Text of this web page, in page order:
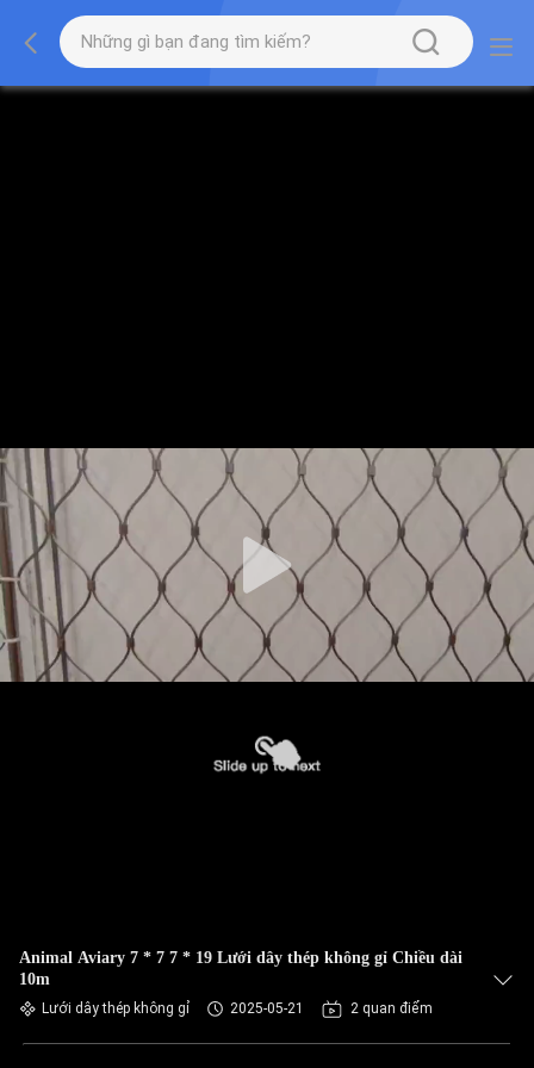
Animal Aviary 7 * 7 7 * 19 Lưới dây thép không gỉ Chiều dài
10m
Lưới dây thép không gỉ 2025-05-21 2 quan điểm